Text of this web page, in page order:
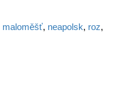
maloměšť, neapolsk, roz,